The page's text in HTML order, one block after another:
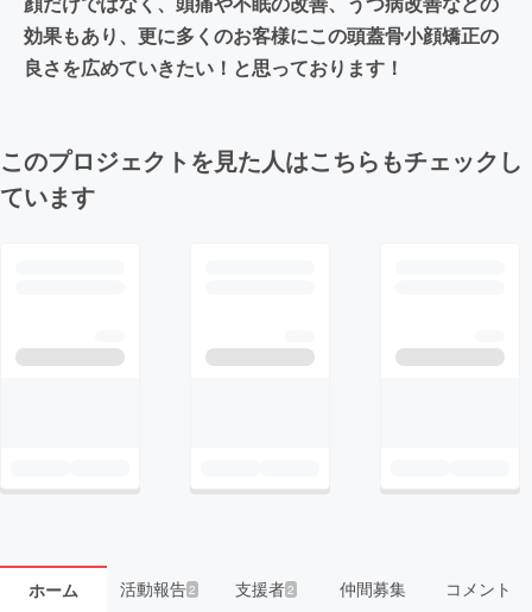
効果もあり、更に多くのお客様にこの頭蓋骨小顔矯正の
良さを広めていきたい！と思っております！
このプロジェクトを見た人はこちらもチェックし
ています
ホーム 活動報告2 支援者 2 仲間募集 コメント